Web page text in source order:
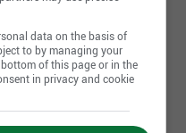
pour employeur
des
et des programmes
ça, la ville de
data on the basis of
to by managing your
of this page or in the
in privacy and cookie